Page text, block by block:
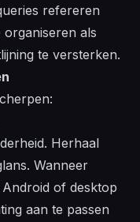
refereren
als
te versterken.
Herhaal
Wanneer
of desktop
aan te passen